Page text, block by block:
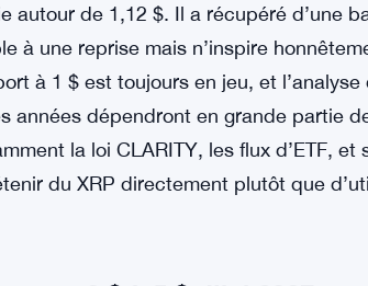
autour de 1,12 $. Il a récupéré d’une
à une reprise mais n’inspire
à 1 $ est toujours en jeu, et
années dépendront en grande partie
la loi CLARITY, les flux d’ETF, et
du XRP directement plutôt que